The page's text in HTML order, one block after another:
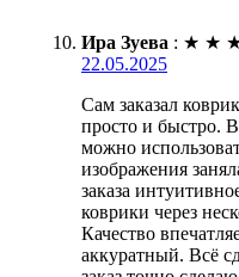
Ира Зуева : ★ ★
22.05.2025
Сам заказал
просто и быстро.
можно
изображения
заказа
коврики через
Качество
аккуратный. Всё